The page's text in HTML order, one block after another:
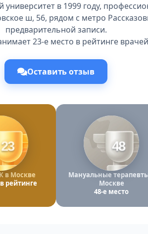
университет в 1999 году,
ш, 56, рядом с метро
предварительной записи.
23-е место в рейтинге
Оставить отзыв
23
в Москве
рейтинге
48
Мануальные
Москве
48-е место